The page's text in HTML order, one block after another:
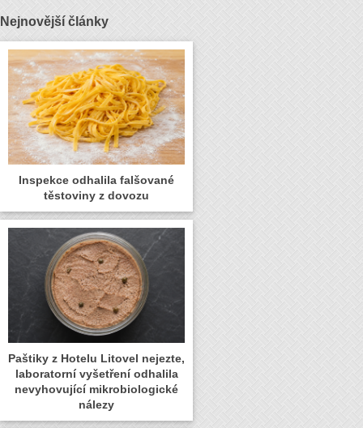
Nejnovější články
Inspekce odhalila falšované
těstoviny z dovozu
Paštiky z Hotelu Litovel nejezte,
laboratorní vyšetření odhalila
nevyhovující mikrobiologické
nálezy